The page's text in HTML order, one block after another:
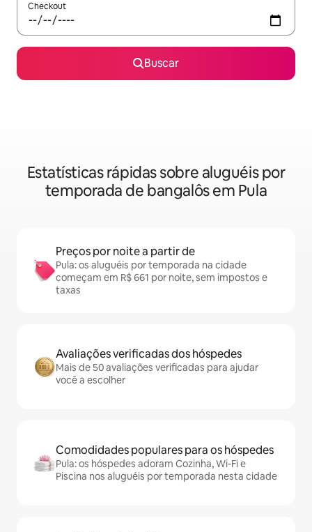
Checkout
Buscar
Estatísticas rápidas sobre aluguéis por
temporada de bangalôs em Pula
Preços por noite a partir de
Pula: os aluguéis por temporada na cidade
começam em R$ 661 por noite, sem impostos e
taxas
Avaliações verificadas dos hóspedes
Mais de 50 avaliações verificadas para ajudar
você a escolher
Comodidades populares para os hóspedes
Pula: os hóspedes adoram Cozinha, Wi-Fi e
Piscina nos aluguéis por temporada nesta cidade